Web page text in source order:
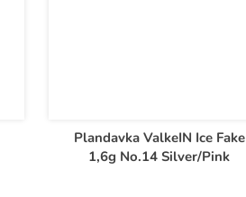
Plandavka ValkeIN Ice Fake
1,6g No.14 Silver/Pink